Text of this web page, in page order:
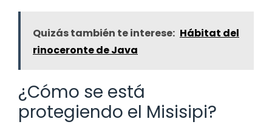
Quizás también te interese: Hábitat del
rinoceronte de Java
¿Cómo se está
protegiendo el Misisipi?